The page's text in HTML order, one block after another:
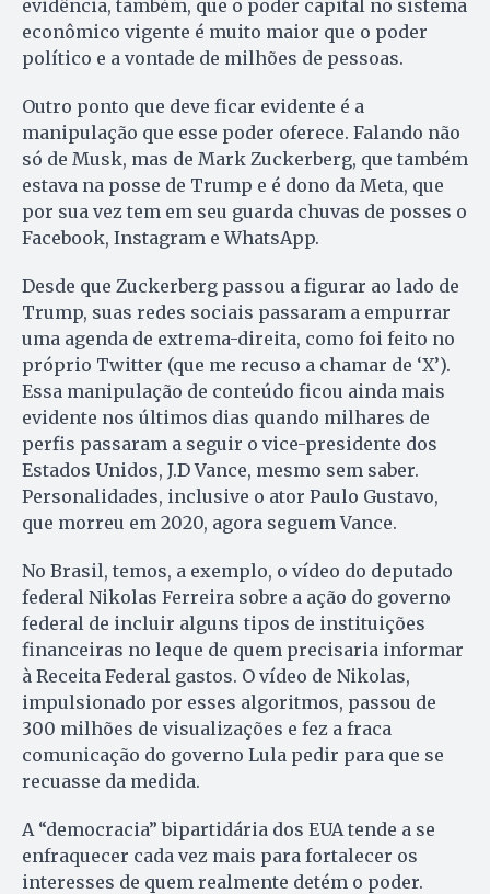
evidência, também, que o poder capital no sistema
econômico vigente é muito maior que o poder
político e a vontade de milhões de pessoas.
Outro ponto que deve ficar evidente é a
manipulação que esse poder oferece. Falando não
só de Musk, mas de Mark Zuckerberg, que também
estava na posse de Trump e é dono da Meta, que
por sua vez tem em seu guarda chuvas de posses o
Facebook, Instagram e WhatsApp.
Desde que Zuckerberg passou a figurar ao lado de
Trump, suas redes sociais passaram a empurrar
uma agenda de extrema-direita, como foi feito no
próprio Twitter (que me recuso a chamar de ‘X’).
Essa manipulação de conteúdo ficou ainda mais
evidente nos últimos dias quando milhares de
perfis passaram a seguir o vice-presidente dos
Estados Unidos, J.D Vance, mesmo sem saber.
Personalidades, inclusive o ator Paulo Gustavo,
que morreu em 2020, agora seguem Vance.
No Brasil, temos, a exemplo, o vídeo do deputado
federal Nikolas Ferreira sobre a ação do governo
federal de incluir alguns tipos de instituições
financeiras no leque de quem precisaria informar
à Receita Federal gastos. O vídeo de Nikolas,
impulsionado por esses algoritmos, passou de
300 milhões de visualizações e fez a fraca
comunicação do governo Lula pedir para que se
recuasse da medida.
A “democracia” bipartidária dos EUA tende a se
enfraquecer cada vez mais para fortalecer os
interesses de quem realmente detém o poder.